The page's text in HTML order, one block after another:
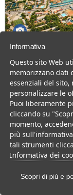
Puglia > Gargano
107 Camere
Villaggio a Vieste,
con bambini.
Villaggio Hotel
Informativa
Questo sito Web
memorizzano dati
essenziali del
personalizzare le
Puoi liberamente
cliccando su
momento,
più
tali strumenti
Informativa dei
Scopri di più e